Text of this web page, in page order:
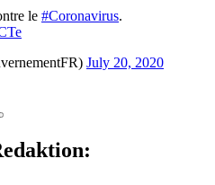
le #Coronavirus.
July 20, 2020